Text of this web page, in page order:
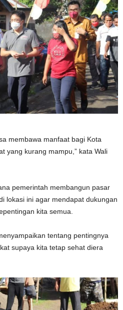
membawa manfaat bagi Kota
yang kurang mampu,” kata Wali
pemerintah membangun pasar
lokasi ini agar mendapat dukungan
kita semua.
tentang pentingnya
supaya kita tetap sehat diera